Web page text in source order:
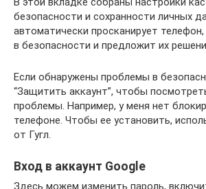
безопасности и сохранности личных
автоматически просканирует
в безопасности и предложит их
Если обнаружены проблемы в
“Защитить аккаунт”, чтобы
проблемы. Например, у меня нет
телефоне. Чтобы ее установить,
от Гугл.
Вход в аккаунт Google
Здесь можем изменить пароль,